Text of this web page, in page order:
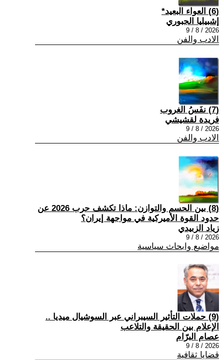
(6) العواء البعيد*
إشبيليا الجبوري
2026 / 8 / 9
الادب والفن
(7) نفَسُ الغروب
فريدة لقشيشي
2026 / 8 / 9
الادب والفن
(8) بين الحسم والتوازن: ماذا تكشف حرب 2026 عن
حدود القوة الأميركية في مواجهة إيران؟
زياد الزبيدي
2026 / 8 / 9
مواضيع وابحاث سياسية
(9) حملات التأثير السيبراني عبر السوشيال ميديا ..
الإعلام بين الحقيقة والتلاعب
عصام البرّام
2026 / 8 / 9
قضايا ثقافية